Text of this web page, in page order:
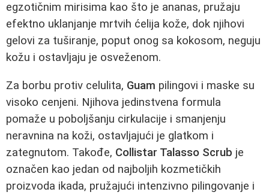
egzotičnim mirisima kao što je ananas, pružaju
efektno uklanjanje mrtvih ćelija kože, dok njihovi
gelovi za tuširanje, poput onog sa kokosom, neguju
kožu i ostavljaju je osveženom.
Za borbu protiv celulita, Guam pilingovi i maske su
visoko cenjeni. Njihova jedinstvena formula
pomaže u poboljšanju cirkulacije i smanjenju
neravnina na koži, ostavljajući je glatkom i
zategnutom. Takođe, Collistar Talasso Scrub je
označen kao jedan od najboljih kozmetičkih
proizvoda ikada, pružajući intenzivno pilingovanje i